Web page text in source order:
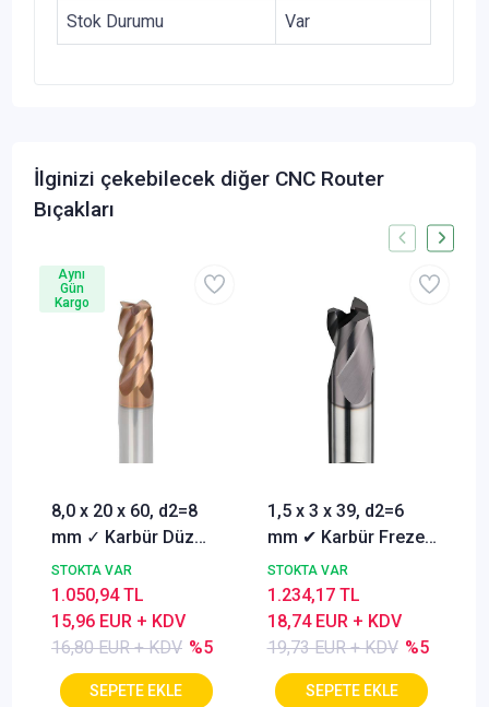
Stok Durumu Var
İlginizi çekebilecek diğer CNC Router
Bıçakları
8,0 x 20 x 60, d2=8
mm ✓ Karbür Düz
Freze, Parmak freze
ucu Z=4,TiSiN
Kaplamalı
STOKTA VAR
16,80 EUR + KDV %5
15,96 EUR + KDV
1.050,94 TL
Aynı
Gün
Kargo
1,5 x 3 x 39, d2=6
mm ✔ Karbür Freze
ucu, Z=3, Kaplamalı,
30°
STOKTA VAR
19,73 EUR + KDV %5
18,74 EUR + KDV
1.234,17 TL